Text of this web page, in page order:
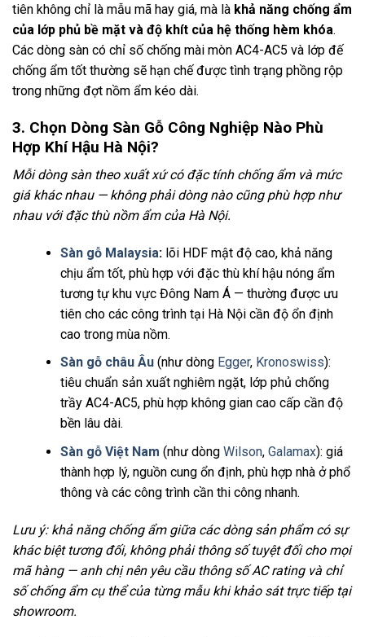
tiên không chỉ là mẫu mã hay giá, mà là khả năng chống ẩm
của lớp phủ bề mặt và độ khít của hệ thống hèm khóa.
Các dòng sàn có chỉ số chống mài mòn AC4-AC5 và lớp đế
chống ẩm tốt thường sẽ hạn chế được tình trạng phồng rộp
trong những đợt nồm ẩm kéo dài.
3. Chọn Dòng Sàn Gỗ Công Nghiệp Nào Phù
Hợp Khí Hậu Hà Nội?
Mỗi dòng sàn theo xuất xứ có đặc tính chống ẩm và mức
giá khác nhau — không phải dòng nào cũng phù hợp như
nhau với đặc thù nồm ẩm của Hà Nội.
Sàn gỗ Malaysia:lõi HDF mật độ cao, khả năng
chịu ẩm tốt, phù hợp với đặc thù khí hậu nóng ẩm
tương tự khu vực Đông Nam Á — thường được ưu
tiên cho các công trình tại Hà Nội cần độ ổn định
cao trong mùa nồm.
Sàn gỗ châu Âu(như dòng Egger, Kronoswiss):
tiêu chuẩn sản xuất nghiêm ngặt, lớp phủ chống
trầy AC4-AC5, phù hợp không gian cao cấp cần độ
bền lâu dài.
Sàn gỗ Việt Nam (như dòng Wilson, Galamax): giá
thành hợp lý, nguồn cung ổn định, phù hợp nhà ở phổ
thông và các công trình cần thi công nhanh.
Lưu ý: khả năng chống ẩm giữa các dòng sản phẩm có sự
khác biệt tương đối, không phải thông số tuyệt đối cho mọi
mã hàng — anh chị nên yêu cầu thông số AC rating và chỉ
số chống ẩm cụ thể của từng mẫu khi khảo sát trực tiếp tại
showroom.